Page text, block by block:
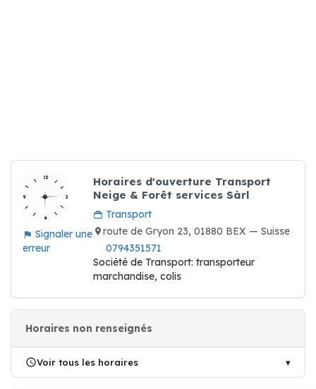
Signaler une
erreur
Horaires d'ouverture Transport
Neige & Forêt services Sàrl
Transport
route de Gryon 23, 01880 BEX — Suisse
0794351571
Société de Transport: transporteur
marchandise, colis
Horaires non renseignés
Voir tous les horaires